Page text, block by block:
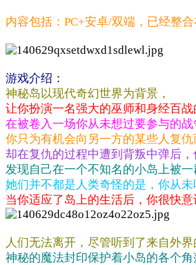
内容包括：PC+安卓/双端，已经整合
游戏介绍：
神秘岛以现代奇幻世界为背景，
让你扮演一名强大的巫师和身经百战
在被卷入一场你从未想过要参与的战
你只为有机会向另一方的某些人复仇
却在复仇的过程中遭到背叛中弹后，
发现自己在一个不知名的小岛上被一
她们并不都是人类奇怪的是，你从未
当你适应了岛上的生活后，你很快意
人们无法离开，尽管听到了来自外界
神秘的魔法封印保护着小岛的各个角